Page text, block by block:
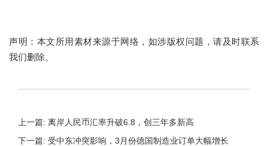
声明：本文所用素材来源于网络，如涉版权问题，请及时联系
我们删除。
上一篇: 离岸人民币汇率升破6.8，创三年多新高
下一篇: 受中东冲突影响，3月份德国制造业订单大幅增长